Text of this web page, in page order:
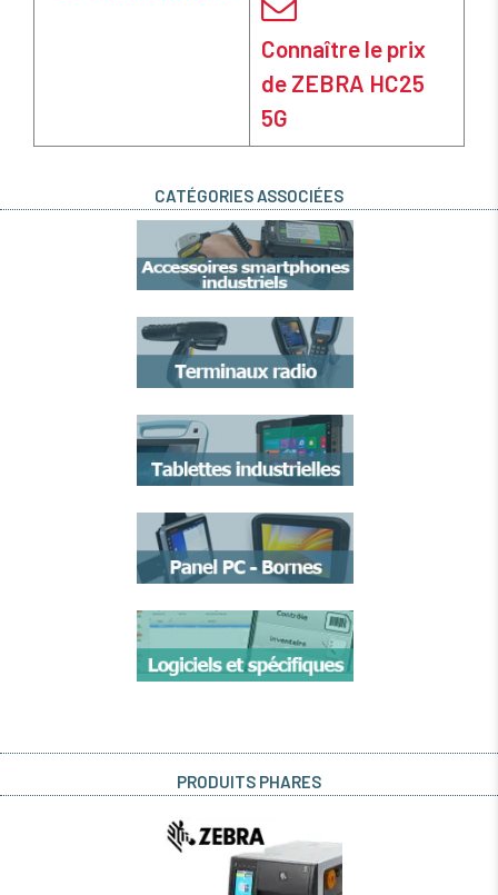
Connaître le prix
de ZEBRA HC25
5G
CATÉGORIES ASSOCIÉES
PRODUITS PHARES